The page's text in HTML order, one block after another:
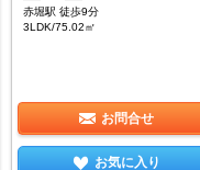
赤堀駅 徒歩9分
3LDK/75.02㎡
お問合せ
お気に入り